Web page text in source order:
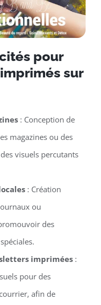
pour
sur
: Conception de
magazines ou des
visuels percutants
: Création
ou
des
imprimées:
pour des
afin de